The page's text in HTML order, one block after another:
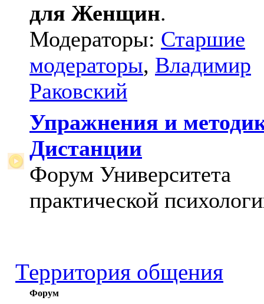
для Женщин.
Модераторы: Старшие
модераторы, Владимир
Раковский
Упражнения и
Дистанции
Форум Университета
практической
Территория общения
Форум